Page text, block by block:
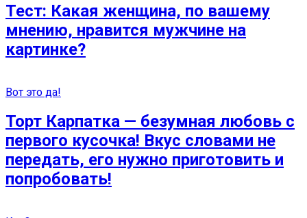
Тест: Какая женщина, по вашему
мнению, нравится мужчине на
картинке?
Вот это да!
Торт Карпатка — безумная любовь с
первого кусочка! Вкус словами не
передать, его нужно приготовить и
попробовать!